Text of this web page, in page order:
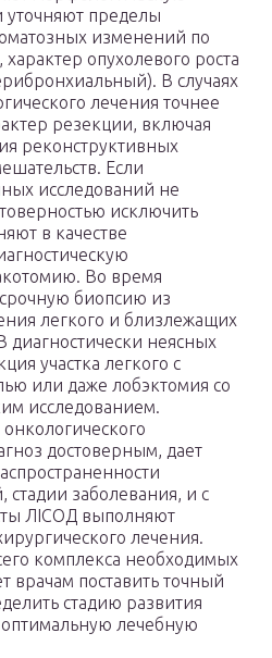
уточняют пределы
изменений по
опухолевого роста
В случаях
лечения точнее
резекции, включая
реконструктивных
Если
исследований не
исключить
в качестве
Во время
биопсию из
легкого и близлежащих
диагностически неясных
участка легкого с
или даже лобэктомия со
исследованием.
достоверным, дает
заболевания, и с
ЛIСОД выполняют
лечения.
комплекса необходимых
врачам поставить точный
стадию развития
лечебную